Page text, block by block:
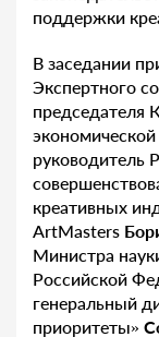
поддержки
В заседании
Экспертного
председателя
руководитель
креативных
ArtMasters
Министра
Российской
генеральный
приоритеты»